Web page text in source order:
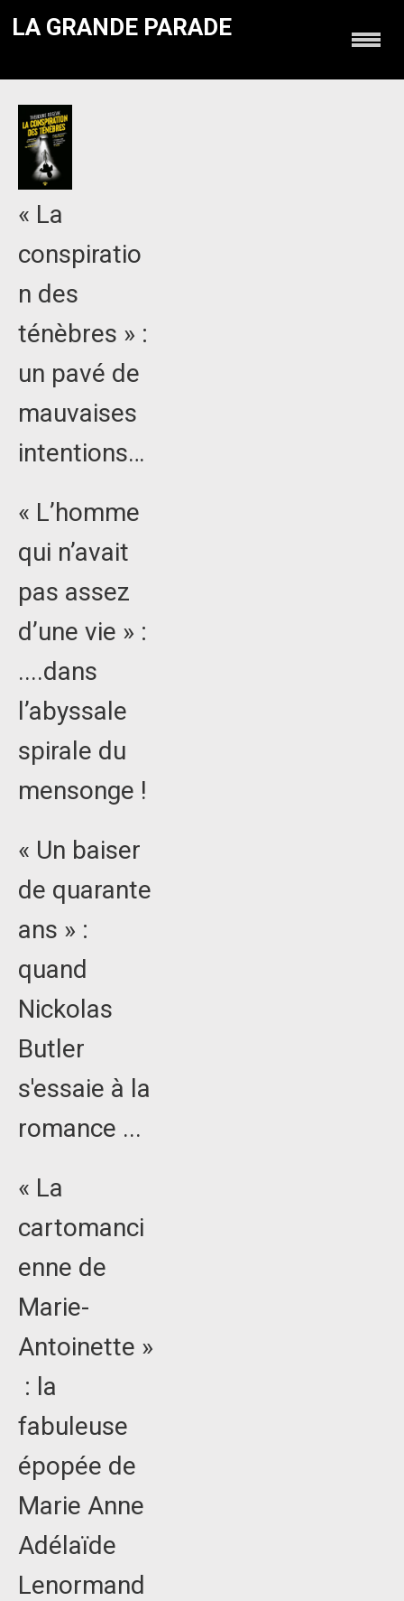
LA GRANDE PARADE
« La
conspiratio
n des
ténèbres » :
un pavé de
mauvaises
intentions…
« L’homme
qui n’avait
pas assez
d’une vie » :
....dans
l’abyssale
spirale du
mensonge !
« Un baiser
de quarante
ans » :
quand
Nickolas
Butler
s'essaie à la
romance ...
« La
cartomanci
enne de
Marie-
Antoinette »
: la
fabuleuse
épopée de
Marie Anne
Adélaïde
Lenormand